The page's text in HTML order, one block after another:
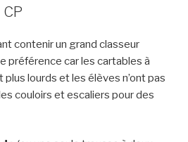
contenir un grand classeur
préférence car les cartables à
lourds et les élèves n’ont pas
couloirs et escaliers pour des